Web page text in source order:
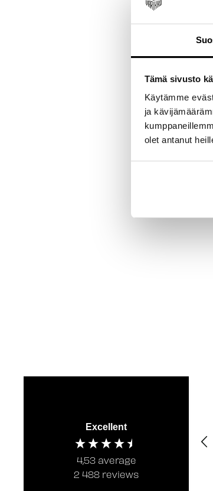
Tämä sivusto
Käytämme
ja
olet antanut
Excellent
4,53 average
2 488 reviews